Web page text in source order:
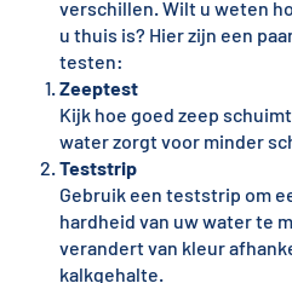
verschillen. Wilt u weten
u thuis is? Hier zijn een
testen:
Zeeptest
Kijk hoe goed zeep
water zorgt voor minder
Teststrip
Gebruik een teststrip om
hardheid van uw water te
verandert van kleur
kalkgehalte.